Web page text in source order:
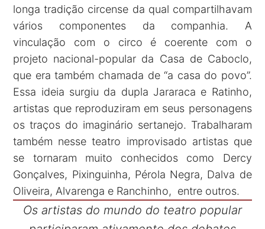
longa tradição circense da qual compartilhavam
vários componentes da companhia. A
vinculação com o circo é coerente com o
projeto nacional-popular da Casa de Caboclo,
que era também chamada de “a casa do povo”.
Essa ideia surgiu da dupla Jararaca e Ratinho,
artistas que reproduziram em seus personagens
os traços do imaginário sertanejo. Trabalharam
também nesse teatro improvisado artistas que
se tornaram muito conhecidos como Dercy
Gonçalves, Pixinguinha, Pérola Negra, Dalva de
Oliveira, Alvarenga e Ranchinho, entre outros.
Os artistas do mundo do teatro popular